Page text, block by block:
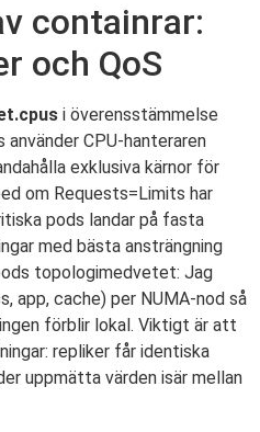
containrar:
och QoS
i överensstämmelse
CPU-hanteraren
exklusiva kärnor för
om Requests=Limits har
pods landar på fasta
med bästa ansträngning
topologimedvetet: Jag
app, cache) per NUMA-nod så
förblir lokal. Viktigt är att
repliker får identiska
uppmätta värden isär mellan